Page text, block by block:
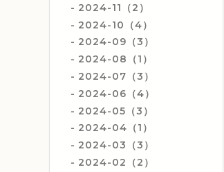
2024-11（2）
2024-10（4）
2024-09（3）
2024-08（1）
2024-07（3）
2024-06（4）
2024-05（3）
2024-04（1）
2024-03（3）
2024-02（2）